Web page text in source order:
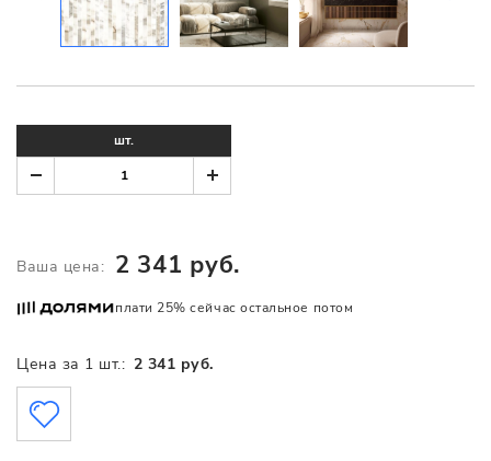
Цена за 1 шт.: 2 341 руб.
шт.
Ваша цена: 2 341 руб.
плати 25% сейчас остальное потом